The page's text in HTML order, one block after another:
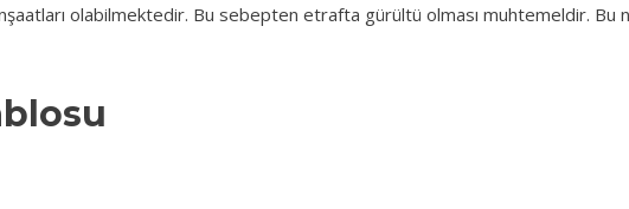
olabilmektedir. Bu sebepten etrafta gürültü olması muhtemeldir.